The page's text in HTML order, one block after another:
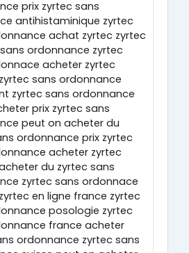
prix zyrtec sans
antihistaminique zyrtec
achat zyrtec zyrtec
ordonnance zyrtec
acheter zyrtec
sans ordonnance
zyrtec sans ordonnance
prix zyrtec sans
peut on acheter du
ordonnance prix zyrtec
acheter zyrtec
du zyrtec sans
zyrtec sans ordonnace
en ligne france zyrtec
posologie zyrtec
france acheter
ordonnance zyrtec sans